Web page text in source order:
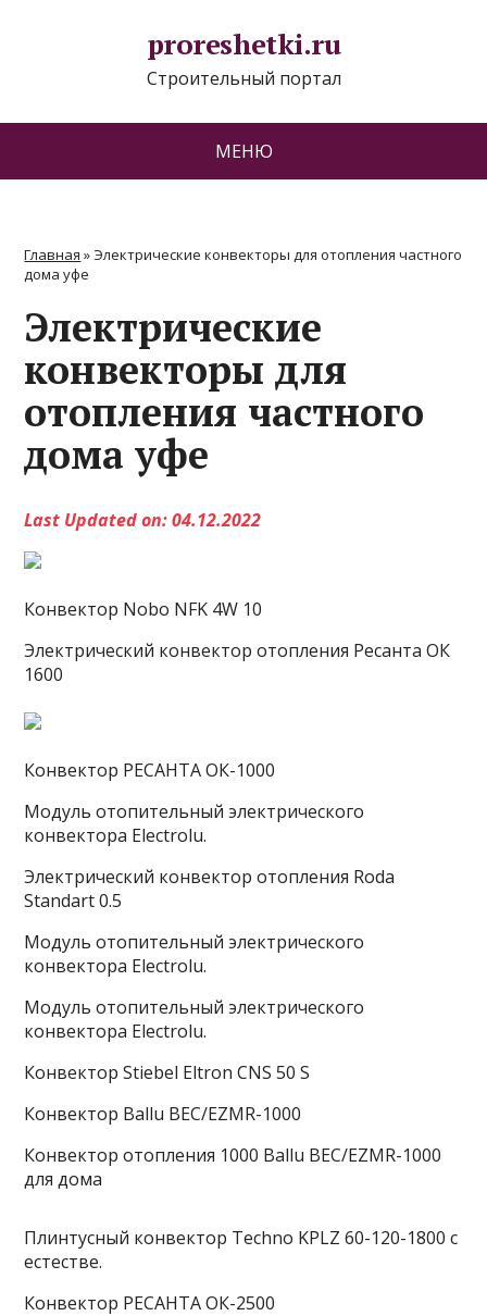
proreshetki.ru
Строительный портал
МЕНЮ
Главная » Электрические конвекторы для отопления частного
дома уфе
Электрические
конвекторы для
отопления частного
дома уфе
Last Updated on: 04.12.2022
Конвектор Nobo NFK 4W 10
Электрический конвектор отопления Ресанта ОК
1600
Конвектор РЕСАНТА ОК-1000
Модуль отопительный электрического
конвектора Electrolu.
Электрический конвектор отопления Roda
Standart 0.5
Модуль отопительный электрического
конвектора Electrolu.
Модуль отопительный электрического
конвектора Electrolu.
Конвектор Stiebel Eltron CNS 50 S
Конвектор Ballu BEC/EZMR-1000
Конвектор отопления 1000 Ballu BEC/EZMR-1000
для дома
Плинтусный конвектор Techno KPLZ 60-120-1800 с
естестве.
Конвектор РЕСАНТА ОК-2500